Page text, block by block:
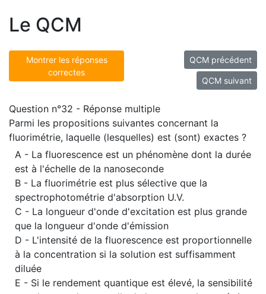
Le QCM
Montrer les réponses
correctes
QCM précédent
QCM suivant
Question n°32 - Réponse multiple
Parmi les propositions suivantes concernant la
fluorimétrie, laquelle (lesquelles) est (sont) exactes ?
A - La fluorescence est un phénomène dont la durée
est à l'échelle de la nanoseconde
B - La fluorimétrie est plus sélective que la
spectrophotométrie d'absorption U.V.
C - La longueur d'onde d'excitation est plus grande
que la longueur d'onde d'émission
D - L'intensité de la fluorescence est proportionnelle
à la concentration si la solution est suffisamment
diluée
E - Si le rendement quantique est élevé, la sensibilité